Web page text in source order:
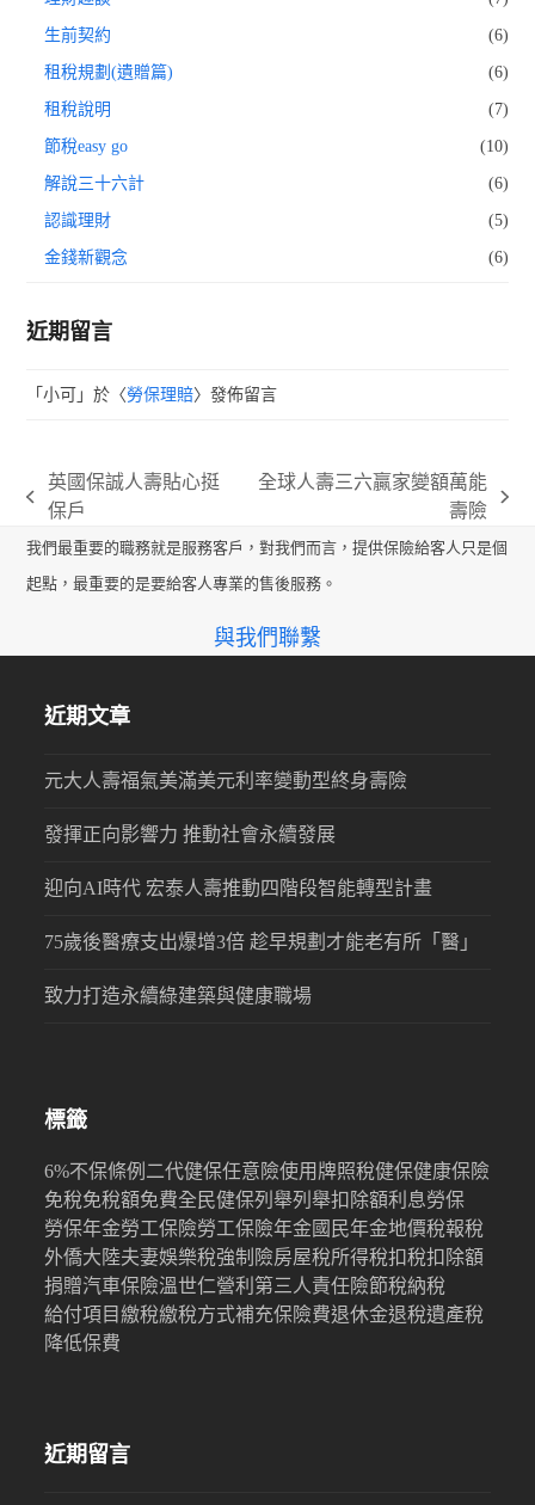
生前契約 (6)
租稅規劃(遺贈篇) (6)
租稅說明 (7)
節稅easy go (10)
解說三十六計 (6)
認識理財 (5)
金錢新觀念 (6)
近期留言
「小可 」於〈勞保理賠〉發佈留言
previous
post:
英國保誠人壽貼心挺
保戶
post:
全球人壽三六贏家變額萬能
壽險
我們最重要的職務就是服務客戶，對我們而言，提供保險給客人只是個
起點，最重要的是要給客人專業的售後服務。
與我們聯繫
近期文章
元大人壽福氣美滿美元利率變動型終身壽險
發揮正向影響力 推動社會永續發展
迎向AI時代 宏泰人壽推動四階段智能轉型計畫
75歲後醫療支出爆增3倍 趁早規劃才能老有所「醫」
致力打造永續綠建築與健康職場
標籤
6%不保條例 二代健保任意險使用牌照稅健保健康保險
免稅免稅額免費全民健保列舉列舉扣除額利息勞保
勞保年金勞工保險勞工保險年金國民年金地價稅報稅
外僑大陸夫妻娛樂稅強制險房屋稅所得稅扣稅扣除額
捐贈汽車保險溫世仁營利 第三人責任險節稅納稅
給付項目繳稅繳稅方式補充保險費退休金退稅遺產稅
降低保費
近期留言